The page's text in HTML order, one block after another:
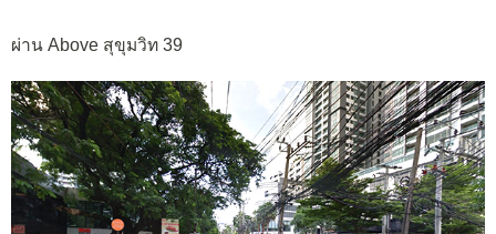
ผ่าน Above สุขุมวิท 39